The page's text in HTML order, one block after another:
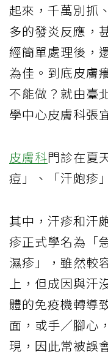
起來，千萬別抓
多的發炎反應，
經簡單處理後，
為佳。到底皮膚
不能做？就由臺
學中心皮膚科張
皮膚科門診在夏
痘」、「汗皰疹
其中，汗疹和汗
疹正式學名為「
濕疹」，雖然較
上，但成因與汗
體的免疫機轉導
面，或手／腳心
現，因此常被誤